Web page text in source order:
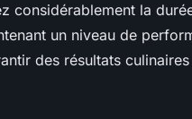
considérablement la
un niveau de
des résultats